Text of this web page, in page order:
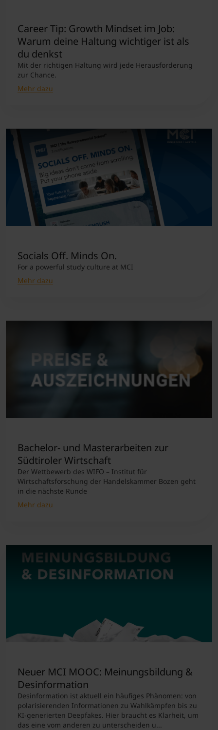
Kurse auf Englisch
Career Tip: Growth Mindset im Job:
Warum deine Haltung wichtiger ist als
du denkst
Mit der richtigen Haltung wird jede Herausforderung
zur Chance.
Mehr dazu
Socials Off. Minds On.
For a powerful study culture at MCI
Mehr dazu
Bachelor- und Masterarbeiten zur
Südtiroler Wirtschaft
Der Wettbewerb des WIFO – Institut für
Wirtschaftsforschung der Handelskammer Bozen geht
in die nächste Runde
Mehr dazu
Neuer MCI MOOC: Meinungsbildung &
Desinformation
Desinformation ist aktuell ein häufiges Phänomen: von
polarisierenden Informationen zu Wahlkämpfen bis zu
KI-generierten Deepfakes. Hier braucht es Klarheit, um
das eine vom anderen zu unterscheiden u...